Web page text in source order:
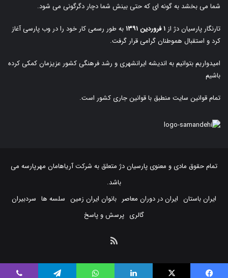
شما می بخشد به گونه ای که حتی بینش شما دچار دگرگونی می شود.
تارنگار پارسیان دژ از ۱ فروردین ۱۳۹۱
به طور رسمی کار خود را در وب پارسی آغاز
کرد و استقبال هموطنان گرامی قرار گرفت.
امیدواریم بتوانیم به اندیشه ایرانشهری و رشد فرهنگی کشور عزیزمان کمکی کرده
باشیم
تمام قوانین سایت منطبق با قوانین جاری کشور است.
تمام حقوق مادی و معنوی پارسیان دژ متعلق به شرکت آریاهامان مهرپارسه می
باشد.
ایران باستان ایران در دوران معاصر بانوان ایران زمین سلسه ها سردبیران
گالری پرسش و پاسخ
خوراک